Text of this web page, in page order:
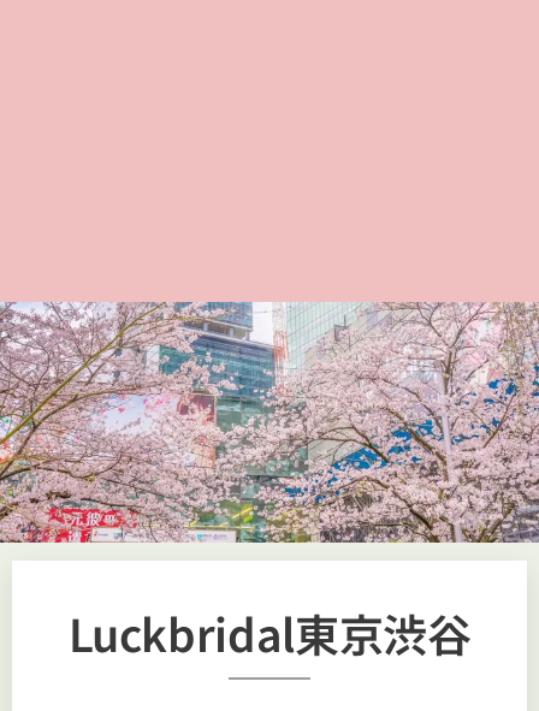
Luckbridal東京渋谷